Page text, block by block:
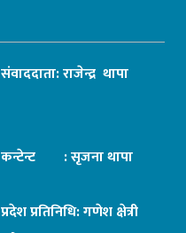
संवाददाता: राजेन्द्र थापा
कन्टेन्ट : सृजना थापा
प्रदेश प्रतिनिधि: गणेश क्षेत्री